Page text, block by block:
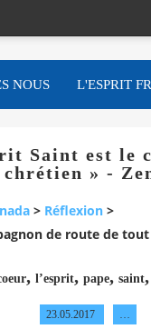
NOUS L'ESPRIT
Saint est le
chrétien » -
> Réflexion >
de route de
, l’esprit, pape, saint,
23.05.2017